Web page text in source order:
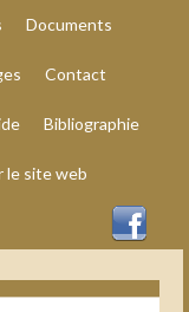
Documents
Contact
Bibliographie
le site web